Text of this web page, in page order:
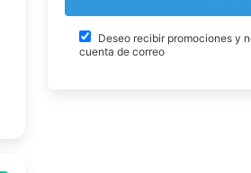
Deseo recibir promociones y
cuenta de correo